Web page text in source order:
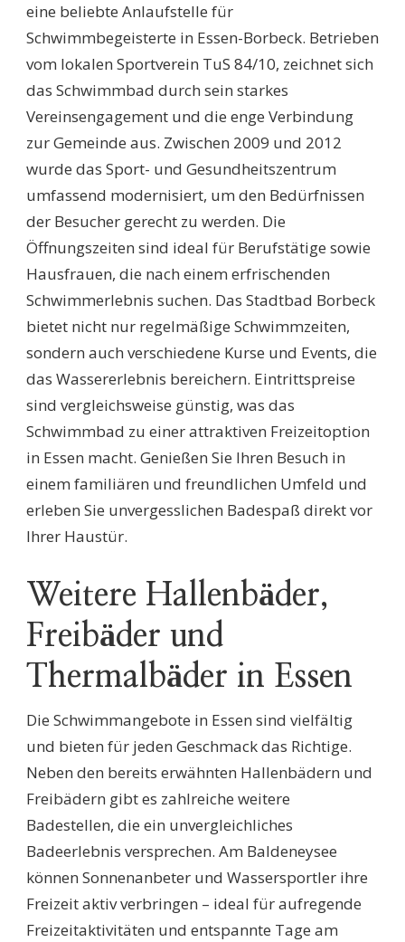
eine beliebte Anlaufstelle für
Schwimmbegeisterte in Essen-Borbeck. Betrieben
vom lokalen Sportverein TuS 84/10, zeichnet sich
das Schwimmbad durch sein starkes
Vereinsengagement und die enge Verbindung
zur Gemeinde aus. Zwischen 2009 und 2012
wurde das Sport- und Gesundheitszentrum
umfassend modernisiert, um den Bedürfnissen
der Besucher gerecht zu werden. Die
Öffnungszeiten sind ideal für Berufstätige sowie
Hausfrauen, die nach einem erfrischenden
Schwimmerlebnis suchen. Das Stadtbad Borbeck
bietet nicht nur regelmäßige Schwimmzeiten,
sondern auch verschiedene Kurse und Events, die
das Wassererlebnis bereichern. Eintrittspreise
sind vergleichsweise günstig, was das
Schwimmbad zu einer attraktiven Freizeitoption
in Essen macht. Genießen Sie Ihren Besuch in
einem familiären und freundlichen Umfeld und
erleben Sie unvergesslichen Badespaß direkt vor
Ihrer Haustür.
Weitere Hallenbäder,
Freibäder und
Thermalbäder in Essen
Die Schwimmangebote in Essen sind vielfältig
und bieten für jeden Geschmack das Richtige.
Neben den bereits erwähnten Hallenbädern und
Freibädern gibt es zahlreiche weitere
Badestellen, die ein unvergleichliches
Badeerlebnis versprechen. Am Baldeneysee
können Sonnenanbeter und Wassersportler ihre
Freizeit aktiv verbringen – ideal für aufregende
Freizeitaktivitäten und entspannte Tage am